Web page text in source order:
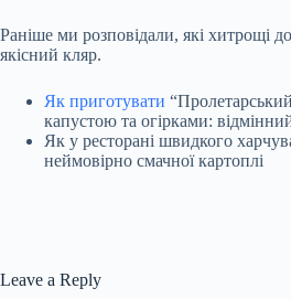
Раніше ми розповідали, які хитрощі
якісний кляр.
Як приготувати
капустою та огірками:
Як у ресторані швидкого
неймовірно смачної картоплі
Leave a Reply